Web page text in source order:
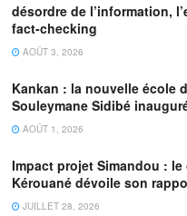
désordre de l’information,
fact-checking
AOÛT 3, 2026
Kankan : la nouvelle école
Souleymane Sidibé
AOÛT 1, 2026
Impact projet Simandou :
Kérouané dévoile son
JUILLET 28, 2026